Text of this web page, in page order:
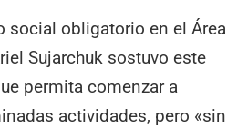
social obligatorio en el Área
Sujarchuk sostuvo este
permita comenzar a
actividades, pero «sin